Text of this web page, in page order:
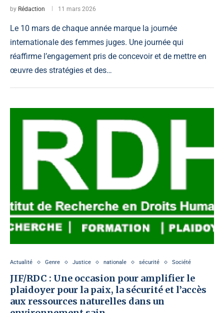
by Rédaction 11 mars 2026
Le 10 mars de chaque année marque la journée
internationale des femmes juges. Une journée qui
réaffirme l’engagement pris de concevoir et de mettre en
œuvre des stratégies et des…
Actualité Genre Justice nationale sécurité Société
JIF/RDC : Une occasion pour amplifier le
plaidoyer pour la paix, la sécurité et l’accès
aux ressources naturelles dans un